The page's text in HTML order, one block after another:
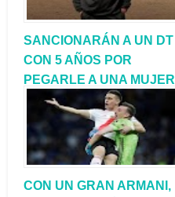
SANCIONARÁN A UN DT
CON 5 AÑOS POR
PEGARLE A UNA MUJER
POLICÍA
CON UN GRAN ARMANI,